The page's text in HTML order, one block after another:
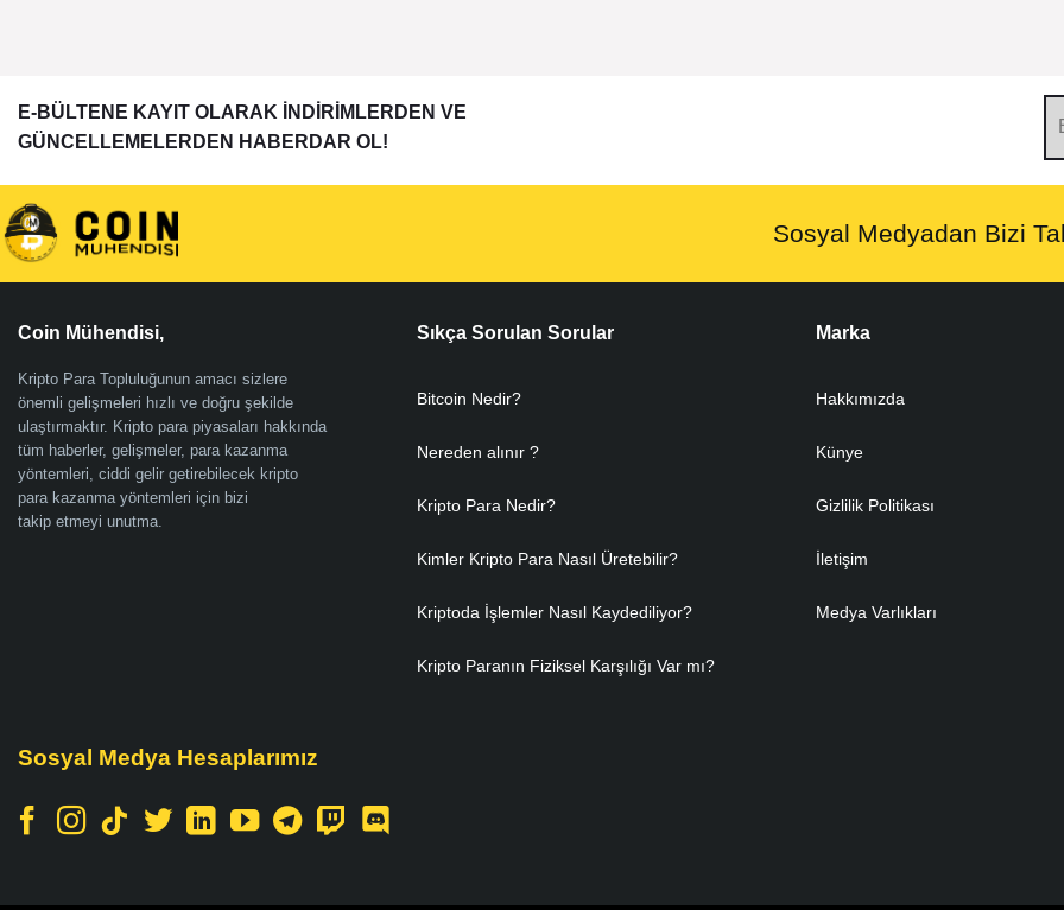
E-BÜLTENE KAYIT OLARAK İNDİRİMLERDEN VE
GÜNCELLEMELERDEN HABERDAR OL!
Sosyal Medyadan Bizi
Coin Mühendisi,
Kripto Para Topluluğunun amacı sizlere
önemli gelişmeleri hızlı ve doğru şekilde
ulaştırmaktır. Kripto para piyasaları hakkında
tüm haberler, gelişmeler, para kazanma
yöntemleri, ciddi gelir getirebilecek kripto
para kazanma yöntemleri için bizi
takip etmeyi unutma.
Sıkça Sorulan Sorular
Bitcoin Nedir?
Nereden alınır ?
Kripto Para Nedir?
Kimler Kripto Para Nasıl Üretebilir?
Kriptoda İşlemler Nasıl Kaydediliyor?
Kripto Paranın Fiziksel Karşılığı Var mı?
Marka
Hakkımızda
Künye
Gizlilik Politikası
İletişim
Medya Varlıkları
Sosyal Medya Hesaplarımız